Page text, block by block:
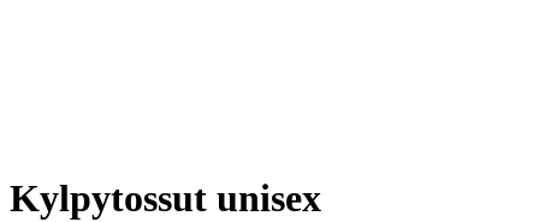
Kylpytossut unisex